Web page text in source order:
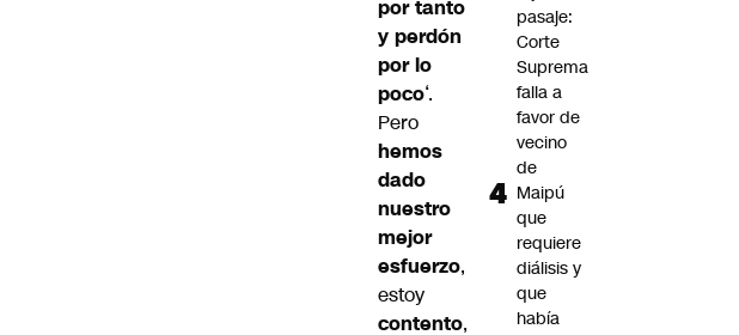
por tanto
y perdón
por lo
poco‘.
Pero
hemos
dado
nuestro
mejor
esfuerzo,
estoy
contento,
pasaje:
Corte
Suprema
falla a
favor de
vecino
de
Maipú
que
requiere
diálisis y
que
había